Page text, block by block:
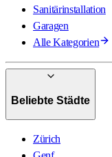
Sanitärinstallation
Garagen
Alle Kategorien
Beliebte Städte
Zürich